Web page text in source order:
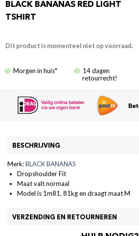
BLACK BANANAS RED LIGHT
TSHIRT
Dit product is momenteel niet op voorraad.
Morgen in huis*
14 dagen
retourrecht!
BESCHRIJVING
Merk:BLACK BANANAS
Dropshoulder Fit
Maat valt normaal
Model is 1m81, 81kg en draagt maat M
VERZENDING EN RETOURNEREN